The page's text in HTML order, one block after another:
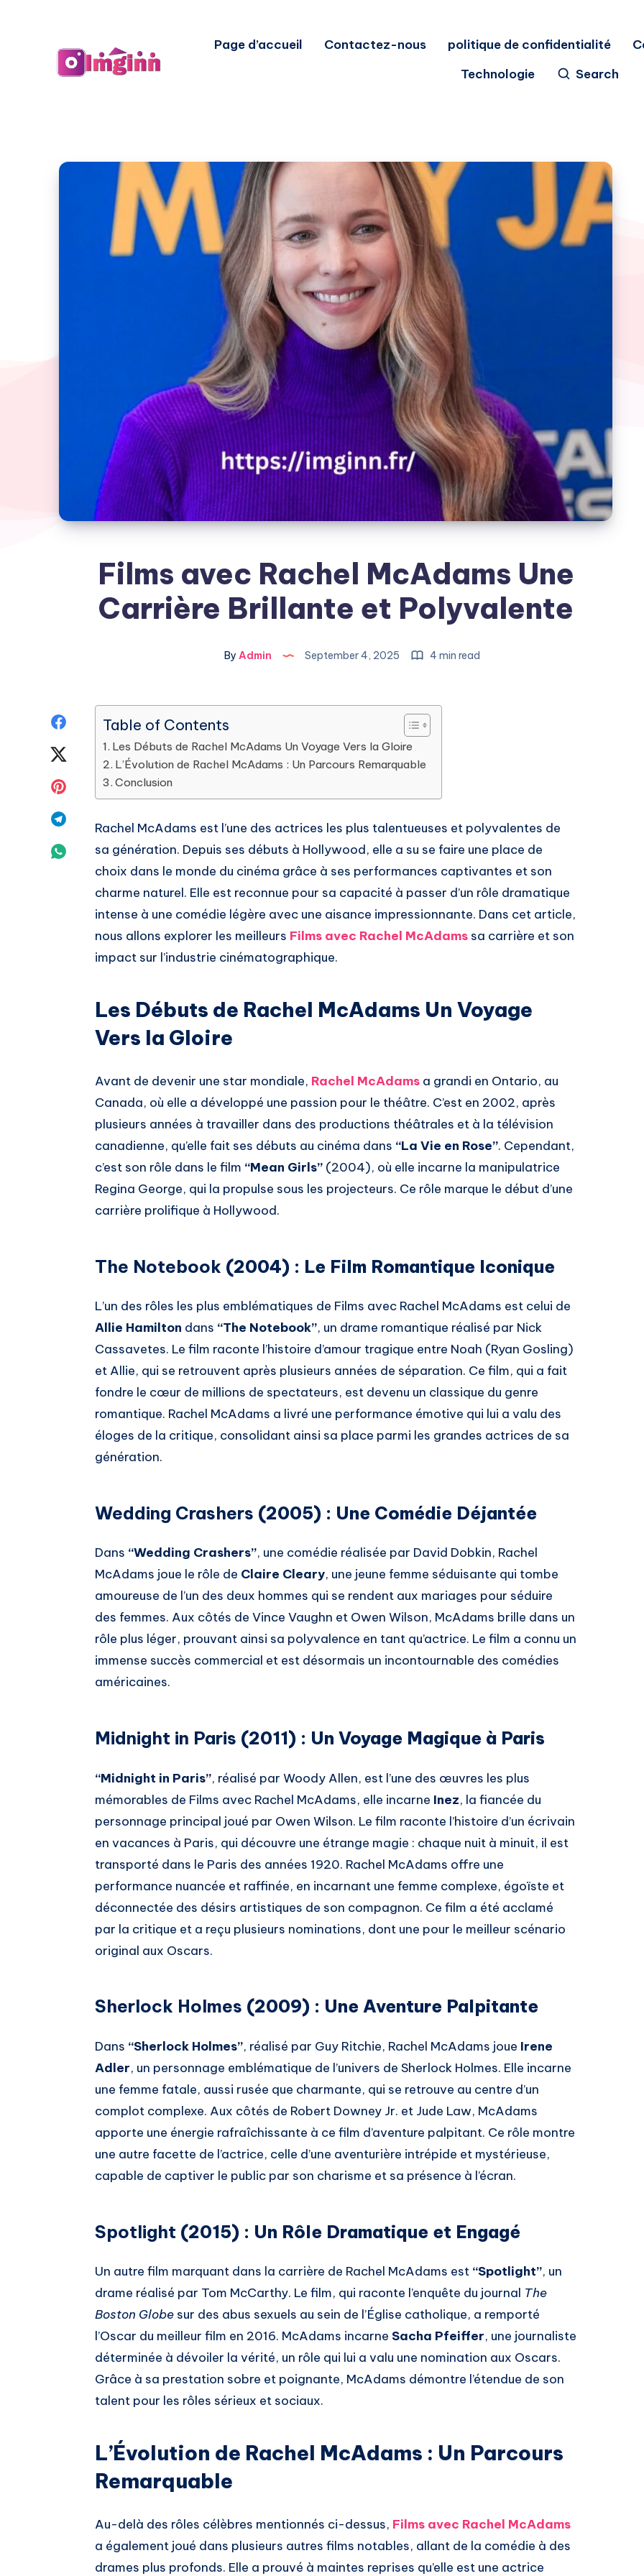
Page d’accueil Contactez-nous politique de confidentialité
Technologie
Search
Films avec Rachel McAdams Une
Carrière Brillante et Polyvalente
By Admin September 4, 2025 4 min read
Facebook
Telegram
Share
Whatsapp
Table of Contents
Les Débuts de Rachel McAdams Un Voyage Vers la Gloire
L’Évolution de Rachel McAdams : Un Parcours Remarquable
Conclusion
Rachel McAdams est l’une des actrices les plus talentueuses et polyvalentes de
sa génération. Depuis ses débuts à Hollywood, elle a su se faire une place de
choix dans le monde du cinéma grâce à ses performances captivantes et son
charme naturel. Elle est reconnue pour sa capacité à passer d’un rôle dramatique
intense à une comédie légère avec une aisance impressionnante. Dans cet article,
nous allons explorer les meilleurs Films avec Rachel McAdams sa carrière et son
impact sur l’industrie cinématographique.
Les Débuts de Rachel McAdams Un Voyage
Vers la Gloire
Avant de devenir une star mondiale, Rachel McAdams a grandi en Ontario, au
Canada, où elle a développé une passion pour le théâtre. C’est en 2002, après
plusieurs années à travailler dans des productions théâtrales et à la télévision
canadienne, qu’elle fait ses débuts au cinéma dans “La Vie en Rose”. Cependant,
c’est son rôle dans le film “Mean Girls” (2004), où elle incarne la manipulatrice
Regina George, qui la propulse sous les projecteurs. Ce rôle marque le début d’une
carrière prolifique à Hollywood.
The Notebook (2004) : Le Film Romantique Iconique
L’un des rôles les plus emblématiques de Films avec Rachel McAdams est celui de
Allie Hamilton dans “The Notebook”, un drame romantique réalisé par Nick
Cassavetes. Le film raconte l’histoire d’amour tragique entre Noah (Ryan Gosling)
et Allie, qui se retrouvent après plusieurs années de séparation. Ce film, qui a fait
fondre le cœur de millions de spectateurs, est devenu un classique du genre
romantique. Rachel McAdams a livré une performance émotive qui lui a valu des
éloges de la critique, consolidant ainsi sa place parmi les grandes actrices de sa
génération.
Wedding Crashers (2005) : Une Comédie Déjantée
Dans “Wedding Crashers”, une comédie réalisée par David Dobkin, Rachel
McAdams joue le rôle de Claire Cleary, une jeune femme séduisante qui tombe
amoureuse de l’un des deux hommes qui se rendent aux mariages pour séduire
des femmes. Aux côtés de Vince Vaughn et Owen Wilson, McAdams brille dans un
rôle plus léger, prouvant ainsi sa polyvalence en tant qu’actrice. Le film a connu un
immense succès commercial et est désormais un incontournable des comédies
américaines.
Midnight in Paris (2011) : Un Voyage Magique à Paris
“Midnight in Paris”, réalisé par Woody Allen, est l’une des œuvres les plus
mémorables de Films avec Rachel McAdams, elle incarne Inez, la fiancée du
personnage principal joué par Owen Wilson. Le film raconte l’histoire d’un écrivain
en vacances à Paris, qui découvre une étrange magie : chaque nuit à minuit, il est
transporté dans le Paris des années 1920. Rachel McAdams offre une
performance nuancée et raffinée, en incarnant une femme complexe, égoïste et
déconnectée des désirs artistiques de son compagnon. Ce film a été acclamé
par la critique et a reçu plusieurs nominations, dont une pour le meilleur scénario
original aux Oscars.
Sherlock Holmes (2009) : Une Aventure Palpitante
Dans “Sherlock Holmes”, réalisé par Guy Ritchie, Rachel McAdams joue Irene
Adler, un personnage emblématique de l’univers de Sherlock Holmes. Elle incarne
une femme fatale, aussi rusée que charmante, qui se retrouve au centre d’un
complot complexe. Aux côtés de Robert Downey Jr. et Jude Law, McAdams
apporte une énergie rafraîchissante à ce film d’aventure palpitant. Ce rôle montre
une autre facette de l’actrice, celle d’une aventurière intrépide et mystérieuse,
capable de captiver le public par son charisme et sa présence à l’écran.
Spotlight (2015) : Un Rôle Dramatique et Engagé
Un autre film marquant dans la carrière de Rachel McAdams est “Spotlight”, un
drame réalisé par Tom McCarthy. Le film, qui raconte l’enquête du journal The
Boston Globe sur des abus sexuels au sein de l’Église catholique, a remporté
l’Oscar du meilleur film en 2016. McAdams incarne Sacha Pfeiffer, une journaliste
déterminée à dévoiler la vérité, un rôle qui lui a valu une nomination aux Oscars.
Grâce à sa prestation sobre et poignante, McAdams démontre l’étendue de son
talent pour les rôles sérieux et sociaux.
L’Évolution de Rachel McAdams : Un Parcours
Remarquable
Au-delà des rôles célèbres mentionnés ci-dessus, Films avec Rachel McAdams
a également joué dans plusieurs autres films notables, allant de la comédie à des
drames plus profonds. Elle a prouvé à maintes reprises qu’elle est une actrice